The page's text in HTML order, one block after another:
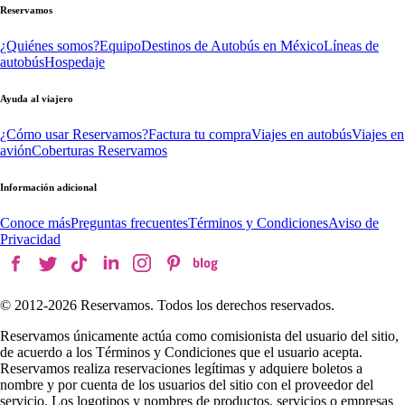
Reservamos
¿Quiénes somos?EquipoDestinos de Autobús en MéxicoLíneas de
autobúsHospedaje
Ayuda al viajero
¿Cómo usar Reservamos?Factura tu compraViajes en autobúsViajes en
aviónCoberturas Reservamos
Información adicional
Conoce másPreguntas frecuentesTérminos y CondicionesAviso de
Privacidad
© 2012-2026 Reservamos. Todos los derechos reservados.
Reservamos únicamente actúa como comisionista del usuario del sitio,
de acuerdo a los Términos y Condiciones que el usuario acepta.
Reservamos realiza reservaciones legítimas y adquiere boletos a
nombre y por cuenta de los usuarios del sitio con el proveedor del
servicio. Los logotipos y nombres de productos, servicios o empresas